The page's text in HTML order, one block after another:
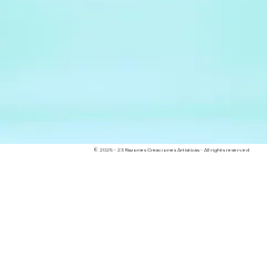
© 2025 - 23 Razones Creaciones Artísticas - All rights reserved